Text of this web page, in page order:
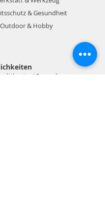
& Gesundheit
Outdoor & Hobby
/ Paypal